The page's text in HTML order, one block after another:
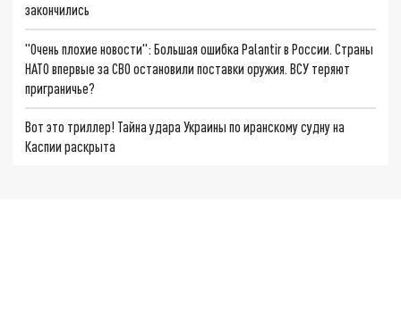
закончились
"Очень плохие новости": Большая ошибка Palantir в России. Страны
НАТО впервые за СВО остановили поставки оружия. ВСУ теряют
приграничье?
Вот это триллер! Тайна удара Украины по иранскому судну на
Каспии раскрыта